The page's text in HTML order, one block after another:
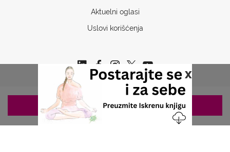
x
Aktuelni oglasi
Uslovi korišćenja
Copyrights © 2026 Sva prava www.stetoskop.info
ZAKAZIVANJE 063/687-460